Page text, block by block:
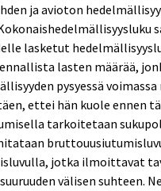
ja avioton
lasketut
lasten määrää,
pysyessä
ettei hän kuole ennen
tarkoitetaan
jotka ilmoittavat
välisen suhteen.